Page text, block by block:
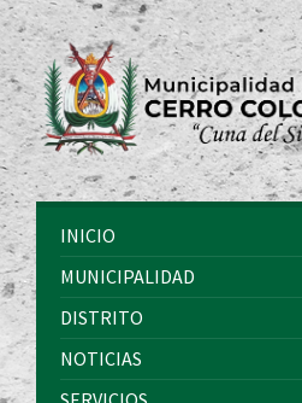
INICIO
MUNICIPALIDAD
DISTRITO
NOTICIAS